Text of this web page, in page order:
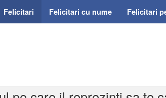
Felicitari Felicitari cu nume Felicitari